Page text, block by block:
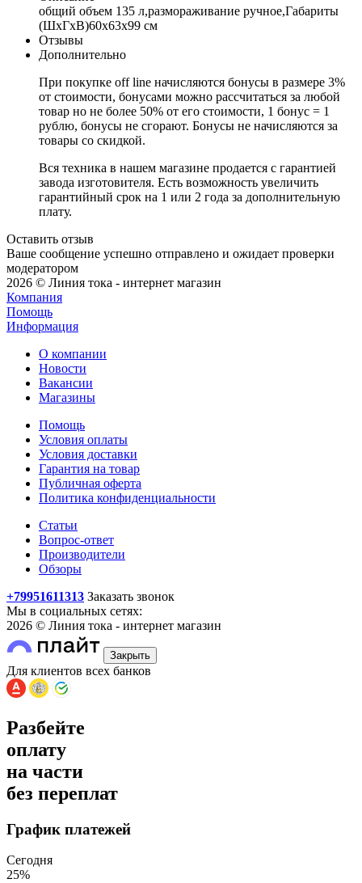
общий объем 135 л,размораживание ручное,Габариты
(ШxГxВ)60x63x99 см
Отзывы
Дополнительно
При покупке off line начисляются бонусы в размере 3%
от стоимости, бонусами можно рассчитаться за любой
товар но не более 50% от его стоимости, 1 бонус = 1
рублю, бонусы не сгорают. Бонусы не начисляются за
товары со скидкой.
Вся техника в нашем магазине продается с гарантией
завода изготовителя. Есть возможность увеличить
гарантийный срок на 1 или 2 года за дополнительную
плату.
Оставить отзыв
Ваше сообщение успешно отправлено и ожидает проверки
модератором
2026 © Линия тока - интернет магазин
Компания
Помощь
Информация
О компании
Новости
Вакансии
Магазины
Помощь
Условия оплаты
Условия доставки
Гарантия на товар
Публичная оферта
Политика конфиденциальности
Статьи
Вопрос-ответ
Производители
Обзоры
+79951611313 Заказать звонок
Мы в социальных сетях:
2026 © Линия тока - интернет магазин
Закрыть
Для клиентов всех банков
Разбейте
оплату
на части
без переплат
График платежей
Сегодня
25%